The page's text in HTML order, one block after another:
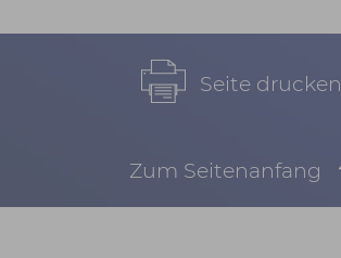
Seite drucken
Zum Seitenanfang